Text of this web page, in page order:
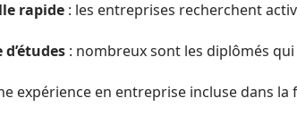
rapide : les entreprises recherchent
: nombreux sont les diplômés
expérience en entreprise incluse dans